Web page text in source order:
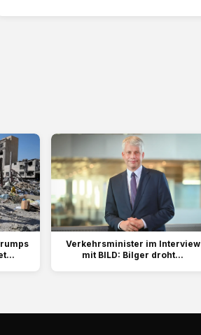
Verkehrsminister im Interview
mit BILD: Bilger droht...